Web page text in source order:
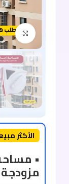
اضغط
الأكثر
•
مزودجة